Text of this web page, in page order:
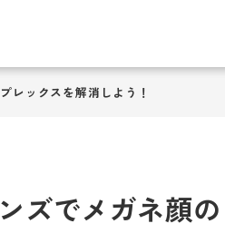
レックスを解消しよう！
でメガネ顔